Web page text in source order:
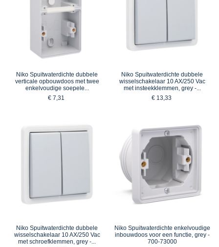
Niko Spuitwaterdichte dubbele
verticale opbouwdoos met twee
enkelvoudige soepele...
€ 7,31
Niko Spuitwaterdichte dubbele
wisselschakelaar 10 AX/250 Vac
met insteekklemmen, grey -...
€ 13,33
Niko Spuitwaterdichte dubbele
wisselschakelaar 10 AX/250 Vac
met schroefklemmen, grey -...
Niko Spuitwaterdichte enkelvoudige
inbouwdoos voor een functie, grey -
700-73000